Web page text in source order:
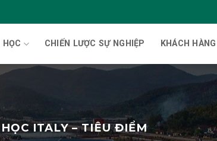
CHIẾN LƯỢC SỰ NGHIỆP KHÁCH
ITALY – TIÊU ĐIỂM